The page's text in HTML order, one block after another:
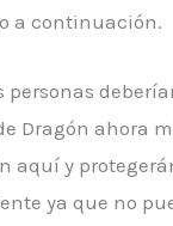
a continuación.
personas
Dragón ahora
aquí y
ya que no